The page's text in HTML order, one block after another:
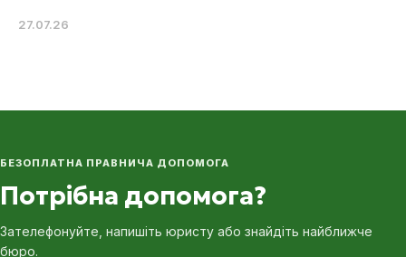
27.07.26
БЕЗОПЛАТНА ПРАВНИЧА ДОПОМОГА
Потрібна допомога?
Зателефонуйте, напишіть юристу або знайдіть найближче
бюро.